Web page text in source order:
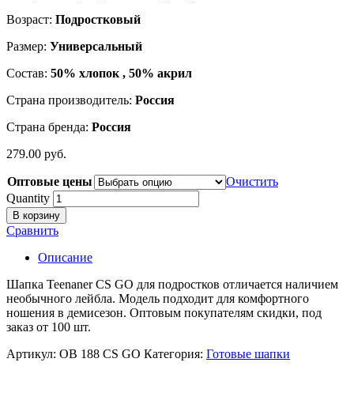
Возраст: Подростковый
Размер: Универсальный
Состав: 50% хлопок , 50% акрил
Страна производитель: Россия
Страна бренда: Россия
279.00 руб.
Оптовые цены
Очистить
Quantity
В корзину
Сравнить
Описание
Шапка Teenaner CS GO для подростков отличается наличием
необычного лейбла. Модель подходит для комфортного
ношения в демисезон. Оптовым покупателям скидки, под
заказ от 100 шт.
Артикул: ОВ 188 CS GO Категория: Готовые шапки